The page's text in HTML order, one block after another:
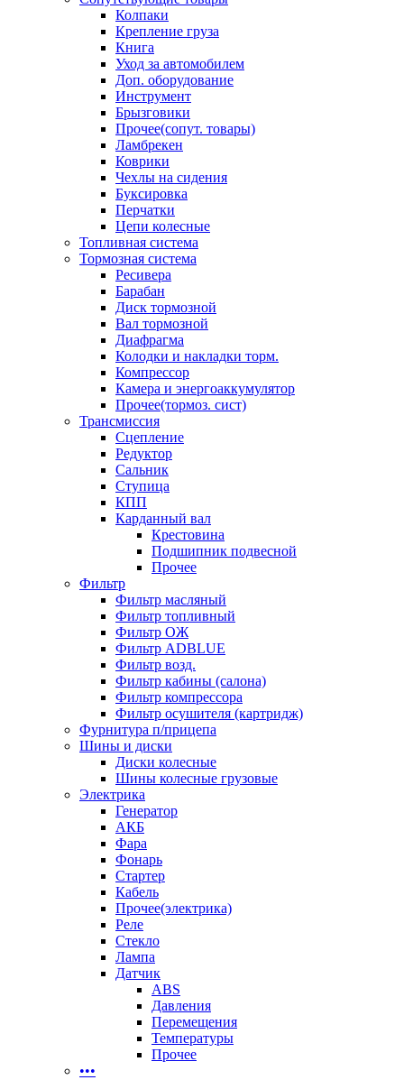
Колпаки
Крепление груза
Книга
Уход за автомобилем
Доп. оборудование
Инструмент
Брызговики
Прочее(сопут. товары)
Ламбрекен
Коврики
Чехлы на сидения
Буксировка
Перчатки
Цепи колесные
Топливная система
Тормозная система
Ресивера
Барабан
Диск тормозной
Вал тормозной
Диафрагма
Колодки и накладки торм.
Компрессор
Камера и энергоаккумулятор
Прочее(тормоз. сист)
Трансмиссия
Сцепление
Редуктор
Сальник
Ступица
КПП
Карданный вал
Крестовина
Подшипник подвесной
Прочее
Фильтр
Фильтр масляный
Фильтр топливный
Фильтр ОЖ
Фильтр ADBLUE
Фильтр возд.
Фильтр кабины (салона)
Фильтр компрессора
Фильтр осушителя (картридж)
Фурнитура п/прицепа
Шины и диски
Диски колесные
Шины колесные грузовые
Электрика
Генератор
АКБ
Фара
Фонарь
Стартер
Кабель
Прочее(электрика)
Реле
Стекло
Лампа
Датчик
ABS
Давления
Перемещения
Температуры
Прочее
•••